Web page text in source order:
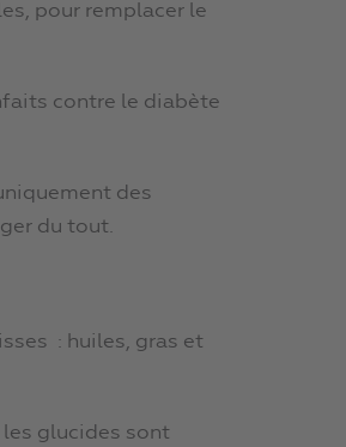
pour remplacer le
contre le diabète
des
du tout.
: huiles, gras et
les glucides sont